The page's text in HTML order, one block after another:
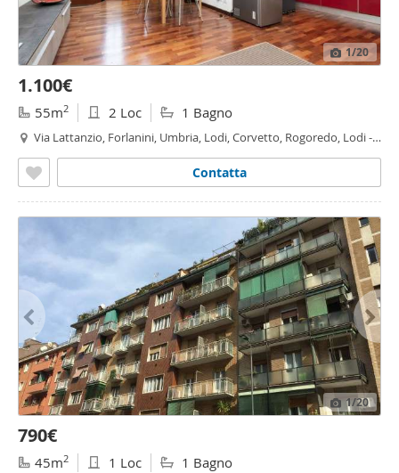
1/20
1.100€
55m2 2 Loc 1 Bagno
Via Lattanzio, Forlanini, Umbria, Lodi, Corvetto, Rogoredo, Lodi -
Contatta
1/20
790€
45m2 1 Loc 1 Bagno